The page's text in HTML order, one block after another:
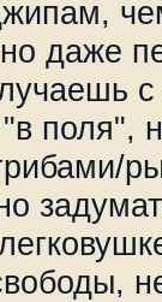
даже
"в поля",